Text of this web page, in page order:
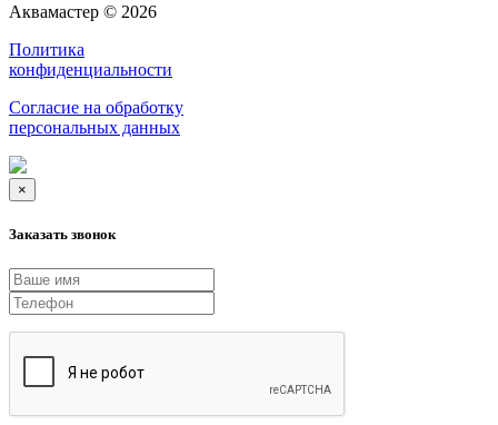
Аквамастер © 2026
Политика
конфиденциальности
Согласие на обработку
персональных данных
×
Заказать звонок